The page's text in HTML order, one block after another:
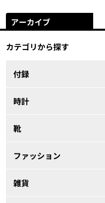
アーカイブ
カテゴリから探す
付録
時計
靴
ファッション
雑貨